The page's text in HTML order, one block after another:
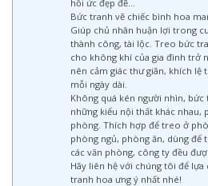
hồi ức đẹp đẽ…
Bức tranh vẽ chiếc bình hoa
Giúp chủ nhân huận lợi trong
thành công, tài lộc. Treo bức
cho không khí của gia đình trở
nên cảm giác thư giãn, khích
mỗi ngày dài.
Không quá kén người nhìn, bức
những kiểu nội thất khác nhau,
phòng. Thích hợp để treo ở
phòng ngủ, phòng ăn, dùng để
các văn phòng, công ty đều
Hãy liên hệ với chúng tôi để
tranh hoa ưng ý nhất nhé!